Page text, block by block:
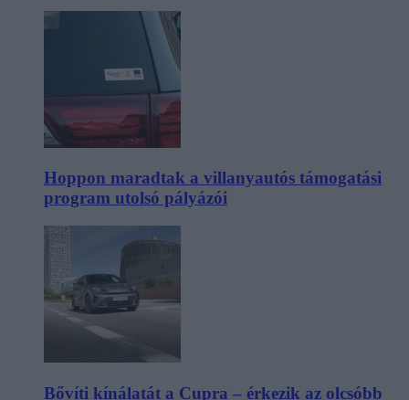
Hoppon maradtak a villanyautós támogatási
program utolsó pályázói
Bővíti kínálatát a Cupra – érkezik az olcsóbb